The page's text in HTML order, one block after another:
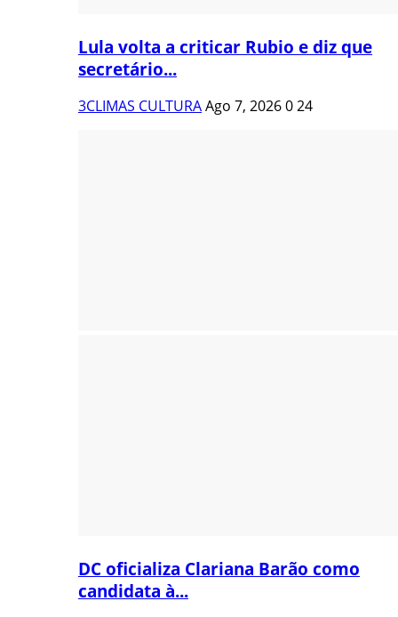
Lula volta a criticar Rubio e diz que
secretário...
3CLIMAS CULTURAAgo 7, 2026024
DC oficializa Clariana Barão como
candidata à...